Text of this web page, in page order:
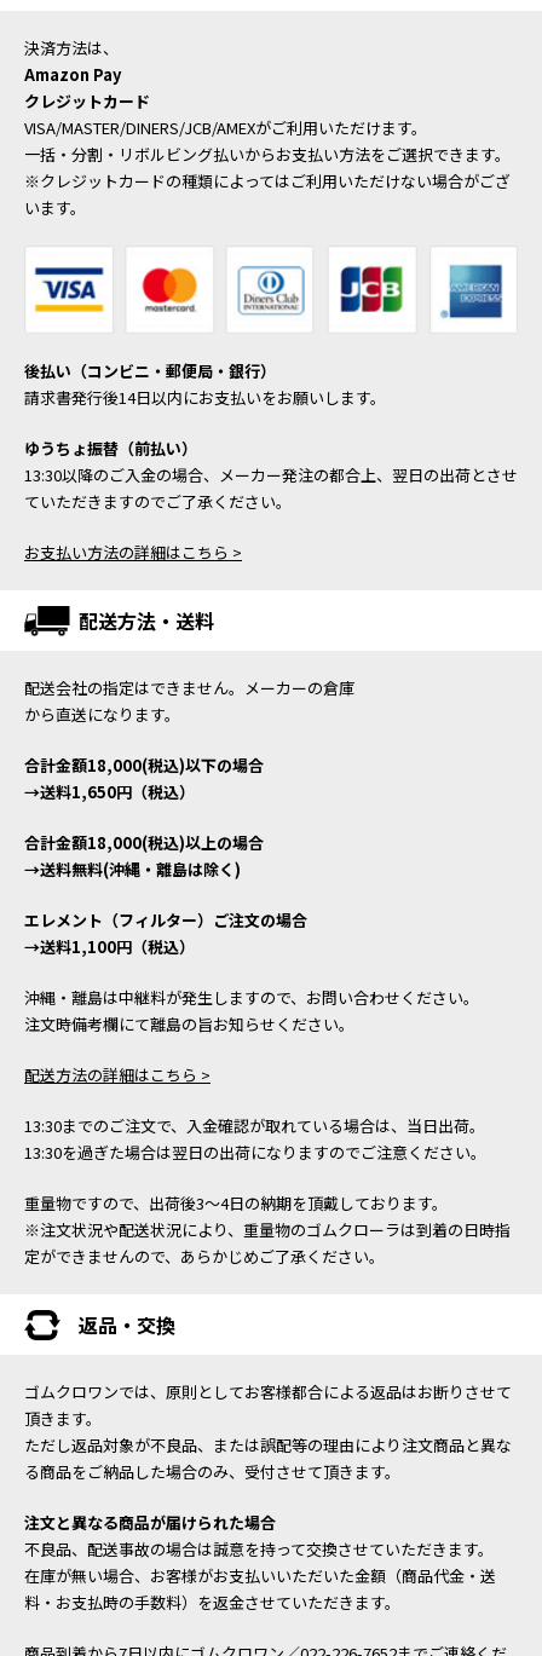
決済方法は、
Amazon Pay
クレジットカード
VISA/MASTER/DINERS/JCB/AMEXがご利用いただけます。
一括・分割・リボルビング払いからお支払い方法をご選択できます。
※クレジットカードの種類によってはご利用いただけない場合がござ
います。
後払い（コンビニ・郵便局・銀行）
請求書発行後14日以内にお支払いをお願いします。
ゆうちょ振替（前払い）
13:30以降のご入金の場合、メーカー発注の都合上、翌日の出荷とさせ
ていただきますのでご了承ください。
お支払い方法の詳細はこちら >
配送方法・送料
配送会社の指定はできません。メーカーの倉庫
から直送になります。
合計金額18,000(税込)以下の場合
→送料1,650円（税込）
合計金額18,000(税込)以上の場合
→送料無料(沖縄・離島は除く)
エレメント（フィルター）ご注文の場合
→送料1,100円（税込）
沖縄・離島は中継料が発生しますので、お問い合わせください。
注文時備考欄にて離島の旨お知らせください。
配送方法の詳細はこちら >
13:30までのご注文で、入金確認が取れている場合は、当日出荷。
13:30を過ぎた場合は翌日の出荷になりますのでご注意ください。
重量物ですので、出荷後3～4日の納期を頂戴しております。
※注文状況や配送状況により、重量物のゴムクローラは到着の日時指
定ができませんので、あらかじめご了承ください。
返品・交換
ゴムクロワンでは、原則としてお客様都合による返品はお断りさせて
頂きます。
ただし返品対象が不良品、または誤配等の理由により注文商品と異な
る商品をご納品した場合のみ、受付させて頂きます。
注文と異なる商品が届けられた場合
不良品、配送事故の場合は誠意を持って交換させていただきます。
在庫が無い場合、お客様がお支払いいただいた金額（商品代金・送
料・お支払時の手数料）を返金させていただきます。